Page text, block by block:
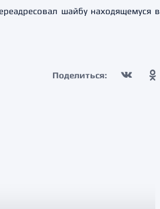
шайбу находящемуся в
Поделиться: